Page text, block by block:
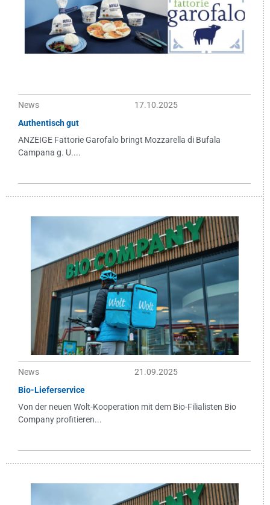
News
17.10.2025
Authentisch gut
ANZEIGE Fattorie Garofalo bringt Mozzarella di Bufala
Campana g. U....
News
21.09.2025
Bio-Lieferservice
Von der neuen Wolt-Kooperation mit dem Bio-Filialisten Bio
Company profitieren...